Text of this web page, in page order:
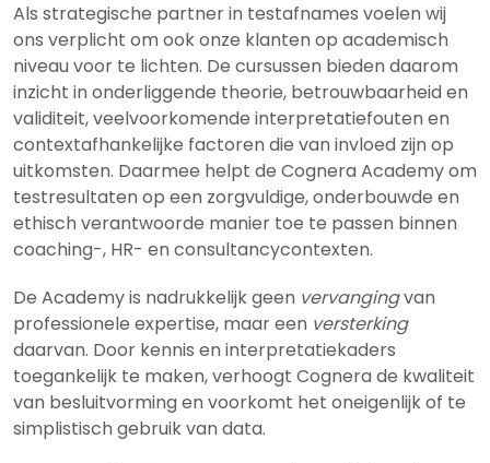
Als strategische partner in testafnames voelen wij
ons verplicht om ook onze klanten op academisch
niveau voor te lichten. De cursussen bieden daarom
inzicht in onderliggende theorie, betrouwbaarheid en
validiteit, veelvoorkomende interpretatiefouten en
contextafhankelijke factoren die van invloed zijn op
uitkomsten. Daarmee helpt de Cognera Academy om
testresultaten op een zorgvuldige, onderbouwde en
ethisch verantwoorde manier toe te passen binnen
coaching-, HR- en consultancycontexten.
De Academy is nadrukkelijk geen vervangingvan
professionele expertise, maar een versterking
daarvan. Door kennis en interpretatiekaders
toegankelijk te maken, verhoogt Cognera de kwaliteit
van besluitvorming en voorkomt het oneigenlijk of te
simplistisch gebruik van data.